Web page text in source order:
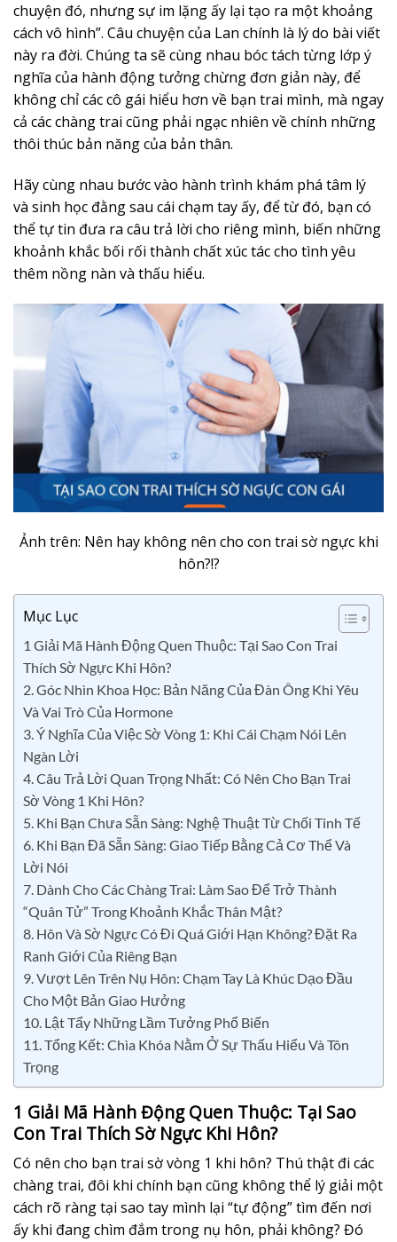
chuyện đó, nhưng sự im lặng ấy lại tạo ra một khoảng
cách vô hình”. Câu chuyện của Lan chính là lý do bài viết
này ra đời. Chúng ta sẽ cùng nhau bóc tách từng lớp ý
nghĩa của hành động tưởng chừng đơn giản này, để
không chỉ các cô gái hiểu hơn về bạn trai mình, mà ngay
cả các chàng trai cũng phải ngạc nhiên về chính những
thôi thúc bản năng của bản thân.
Hãy cùng nhau bước vào hành trình khám phá tâm lý
và sinh học đằng sau cái chạm tay ấy, để từ đó, bạn có
thể tự tin đưa ra câu trả lời cho riêng mình, biến những
khoảnh khắc bối rối thành chất xúc tác cho tình yêu
thêm nồng nàn và thấu hiểu.
Ảnh trên: Nên hay không nên cho con trai sờ ngực khi
hôn?!?
Mục Lục
1 Giải Mã Hành Động Quen Thuộc: Tại Sao Con Trai
Thích Sờ Ngực Khi Hôn?
2. Góc Nhìn Khoa Học: Bản Năng Của Đàn Ông Khi Yêu
Và Vai Trò Của Hormone
3. Ý Nghĩa Của Việc Sờ Vòng 1: Khi Cái Chạm Nói Lên
Ngàn Lời
4. Câu Trả Lời Quan Trọng Nhất: Có Nên Cho Bạn Trai
Sờ Vòng 1 Khi Hôn?
5. Khi Bạn Chưa Sẵn Sàng: Nghệ Thuật Từ Chối Tinh Tế
6. Khi Bạn Đã Sẵn Sàng: Giao Tiếp Bằng Cả Cơ Thể Và
Lời Nói
7. Dành Cho Các Chàng Trai: Làm Sao Để Trở Thành
“Quân Tử” Trong Khoảnh Khắc Thân Mật?
8. Hôn Và Sờ Ngực Có Đi Quá Giới Hạn Không? Đặt Ra
Ranh Giới Của Riêng Bạn
9. Vượt Lên Trên Nụ Hôn: Chạm Tay Là Khúc Dạo Đầu
Cho Một Bản Giao Hưởng
10. Lật Tẩy Những Lầm Tưởng Phổ Biến
11. Tổng Kết: Chìa Khóa Nằm Ở Sự Thấu Hiểu Và Tôn
Trọng
1 Giải Mã Hành Động Quen Thuộc: Tại Sao
Con Trai Thích Sờ Ngực Khi Hôn?
Có nên cho bạn trai sờ vòng 1 khi hôn? Thú thật đi các
chàng trai, đôi khi chính bạn cũng không thể lý giải một
cách rõ ràng tại sao tay mình lại “tự động” tìm đến nơi
ấy khi đang chìm đắm trong nụ hôn, phải không? Đó